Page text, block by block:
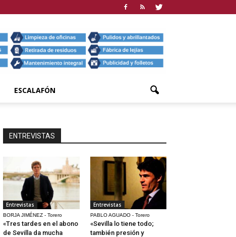
ESCALAFÓN
ENTREVISTAS
Entrevistas
BORJA JIMÉNEZ - Torero
«Tres tardes en el abono
de Sevilla da mucha
Entrevistas
PABLO AGUADO - Torero
«Sevilla lo tiene todo;
también presión y